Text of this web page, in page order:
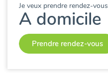
Je veux prendre rendez-vous
A domicile
Prendre rendez-vous